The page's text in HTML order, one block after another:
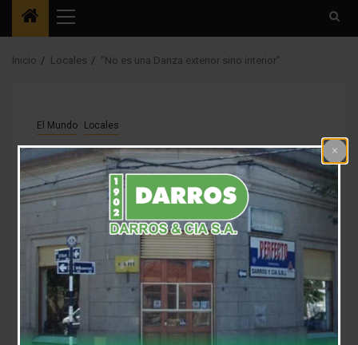
Menú
principal
Inicio Locales “No es una Danza exterior sino interior”
El Mundo Locales
“No es una Danza
exterior sino interior”
9 años atrás Fm Alpha
Comienza hoy el taller de biodanza de un grupo
reducido, junto a Veronica Pupato, con quien
dialogamos desde el móvil “Este grupo -explicó- se